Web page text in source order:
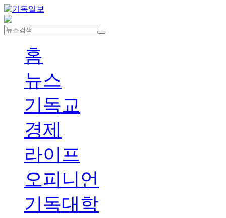
홈
뉴스
기독교
경제
라이프
오피니언
기독대학